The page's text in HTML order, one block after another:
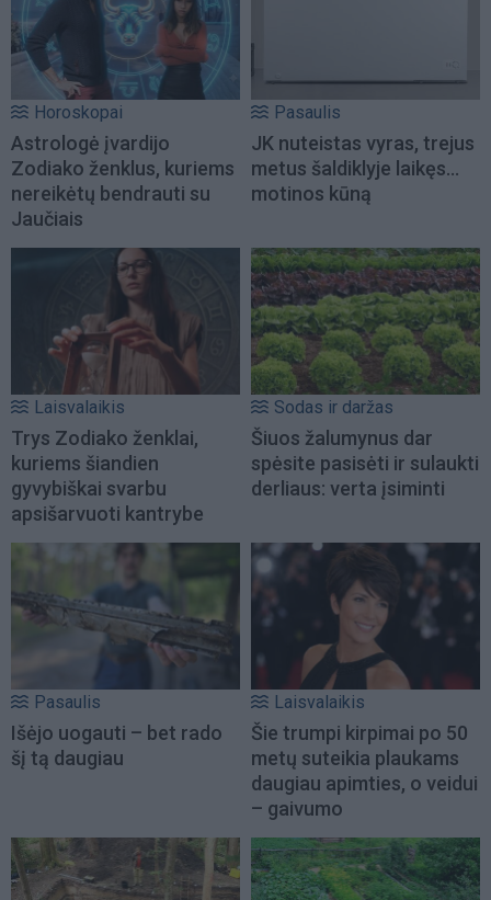
Horoskopai
Astrologė įvardijo
Zodiako ženklus, kuriems
nereikėtų bendrauti su
Jaučiais
Pasaulis
JK nuteistas vyras, trejus
metus šaldiklyje laikęs...
motinos kūną
Laisvalaikis
Trys Zodiako ženklai,
kuriems šiandien
gyvybiškai svarbu
apsišarvuoti kantrybe
Sodas ir daržas
Šiuos žalumynus dar
spėsite pasisėti ir sulaukti
derliaus: verta įsiminti
Pasaulis
Išėjo uogauti – bet rado
šį tą daugiau
Laisvalaikis
Šie trumpi kirpimai po 50
metų suteikia plaukams
daugiau apimties, o veidui
– gaivumo